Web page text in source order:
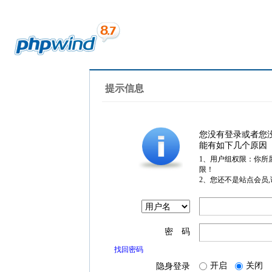
提示信息
您没有登录或者您
能有如下几个原因
1、用户组权限：你所
限！
2、您还不是站点会员
密 码
找回密码
隐身登录 开启 关闭